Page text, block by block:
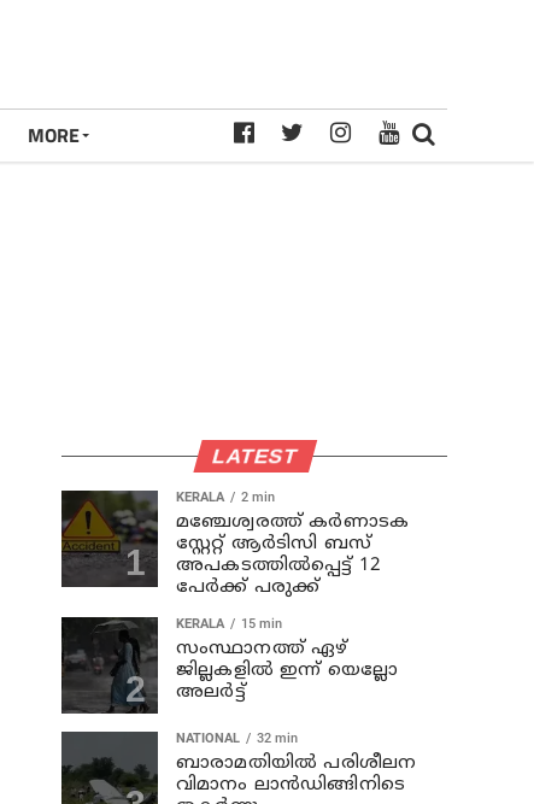
MORE
LATEST
KERALA 2 min
മഞ്ചേശ്വരത്ത് കര്‍ണാടക
സ്റ്റേറ്റ് ആര്‍ടിസി ബസ്
അപകടത്തില്‍പ്പെട്ട് 12
പേര്‍ക്ക് പരുക്ക്
KERALA 15 min
സംസ്ഥാനത്ത് ഏഴ്
ജില്ലകളില്‍ ഇന്ന് യെല്ലോ
അലര്‍ട്ട്
NATIONAL 32 min
ബാരാമതിയില്‍ പരിശീലന
വിമാനം ലാന്‍ഡിങ്ങിനിടെ